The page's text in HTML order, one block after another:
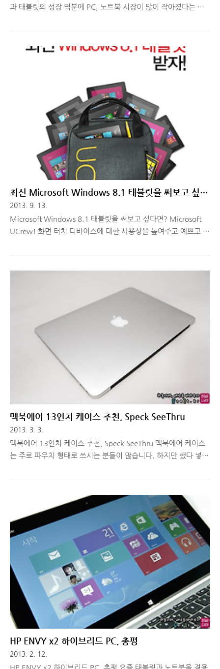
과 태블릿의 성장 덕분에 PC, 노트북 시장이 많이 작아졌다는 것
스에서 열렸습니다. HP 파빌리온 x360을 포함해 어떤 제품들이
소개되었는지 함께 보실까요? ■ HP 2015년 신제품 발표회에서
소개된 제품들HP에서 새롭게 공개한 제품은 5종의 노트북(HP 파
빌리온 x360, HP 스펙터 4세대 x360, HP 파빌리온 노트북, HP
14/15 노트북)과 3종의 데스크탑(HP 파빌리온 미니, HP 파빌리
온 올인원PC, HP 파빌리온 타워)입니다. 신..
최신 Microsoft Windows 8.1 태블릿을 써보고 싶다
면? Microsoft UCrew!
2013. 9. 13.
Microsoft Windows 8.1 태블릿을 써보고 싶다면? Microsoft
UCrew! 화면 터치 디바이스에 대한 사용성을 높여주고 예쁘고 깔
보드와 결합하여 노트북 용도로도 활용할 수 있는 장점이 있습니
다. 무엇보다 태블릿PC가 갖는 장점인 '휴대성'을 강조하고 있는
데요. 기존 Windows 사용자들의 불편사항을 대폭 수정한
Windows 8.1 프리뷰 버전이 나오면서 사용자들의 관심이 높아
지고 있습니다. 이에 Microsoft ..
맥북에어 13인치 케이스 추천, Speck SeeThru
2013. 3. 3.
맥북에어 13인치 케이스 추천, Speck SeeThru 맥북에어 케이스
는 주로 파우치 형태로 쓰시는 분들이 많습니다. 하지만 뺐다 넣었
하시는 분들이 많은데 케이스를 쓰게 되면 두꺼워지진 않을까 하
는 걱정을 하시는 분들이 계실텐데, 오늘은 외부 충격과 스크래치
로부터 보호를 해주며, 디자인과 무게, 두께에 큰 부담을 주지 않
는 하드케이스를 추천해드리려고 합니다. ■ 맥북에어 13인치 케
이스 추천, SeeThru 회사에서 사용하던 맥북에어라 케이스를 사
용하지 않고 있었는데, 덕분에 전면과 후면 모두 스크래치가 많이
났습..
HP ENVY x2 하이브리드 PC, 총평
2013. 2. 12.
HP ENVY x2 하이브리드 PC, 총평 요즘 태블릿과 노트북을 겸용